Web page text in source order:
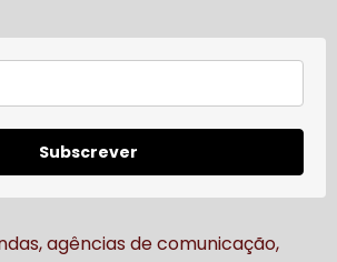
Subscrever
agências de comunicação,